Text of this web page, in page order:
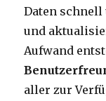
Daten
und
Aufwand
aller zur